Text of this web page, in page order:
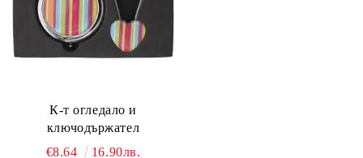
К-т огледало и
ключодържател
€8.64
16.90лв.